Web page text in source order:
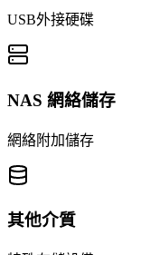
USB外接硬碟
NAS 網絡儲存
網絡附加儲存
其他介質